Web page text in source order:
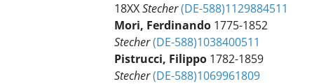
18XXStecher(DE-588)1129884511
Mori, Ferdinando 1775-1852
Stecher(DE-588)1038400511
Pistrucci, Filippo 1782-1859
Stecher(DE-588)1069961809